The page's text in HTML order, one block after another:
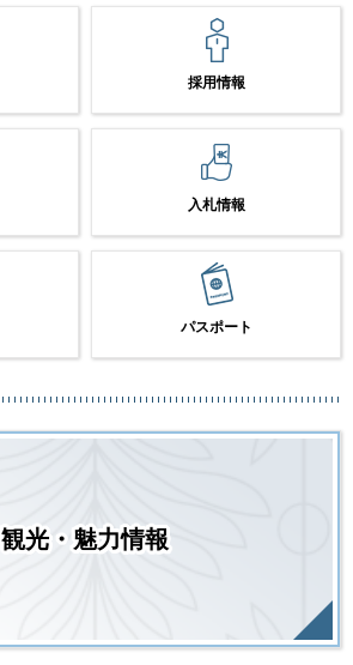
採用情報
入札情報
パスポート
観光・魅力情報